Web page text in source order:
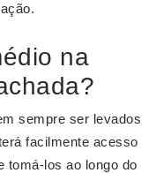
na
sempre ser levados
facilmente acesso
tomá-los ao longo do